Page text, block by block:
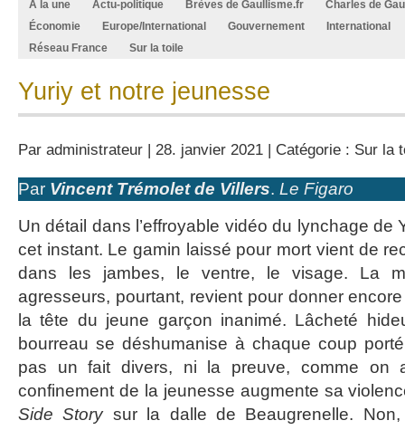
A la une
Actu-politique Brèves de Gaullisme.fr
Charles de
Économie
Europe/International Gouvernement
International
Réseau France
Sur la toile
Yuriy et notre jeunesse
Par administrateur | 28. janvier 2021 | Catégorie : Sur la
Par Vincent Trémolet de Villers. Le Figaro
Un détail dans l’effroyable vidéo du lynchage de
cet instant. Le gamin laissé pour mort vient de
dans les jambes, le ventre, le visage. La
agresseurs, pourtant, revient pour donner
la tête du jeune garçon inanimé. Lâcheté
bourreau se déshumanise à chaque coup
pas un fait divers, ni la preuve, comme on
confinement de la jeunesse augmente sa
Side Story sur la dalle de Beaugrenelle. Non,